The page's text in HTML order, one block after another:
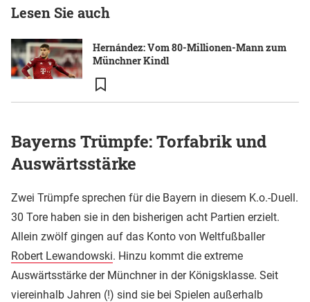
Lesen Sie auch
Hernández: Vom 80-Millionen-Mann zum
Münchner Kindl
Bayerns Trümpfe: Torfabrik und
Auswärtsstärke
Zwei Trümpfe sprechen für die Bayern in diesem K.o.-Duell.
30 Tore haben sie in den bisherigen acht Partien erzielt.
Allein zwölf gingen auf das Konto von Weltfußballer
Robert Lewandowski. Hinzu kommt die extreme
Auswärtsstärke der Münchner in der Königsklasse. Seit
viereinhalb Jahren (!) sind sie bei Spielen außerhalb